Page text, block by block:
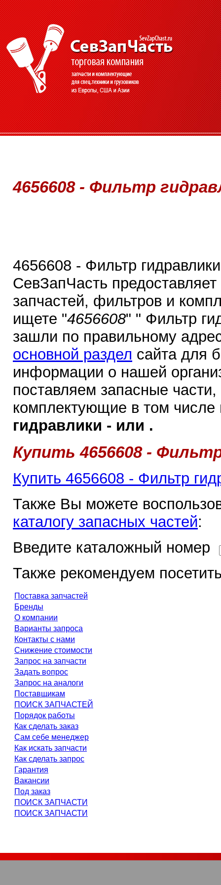
4656608 - Фильтр
4656608 - Фильтр
СевЗапЧасть
запчастей, фильтров и
ищете "4656608" " Фильтр
зашли по правильному
основной раздел сайта для
информации о нашей
поставляем запасные
комплектующие в том
гидравлики - или .
Купить 4656608 -
Купить 4656608 - Фильтр
Также Вы можете
каталогу запасных частей:
Введите каталожный номер
Также рекомендуем
Поставка запчастей
Бренды
О компании
Варианты запроса
Контакты с нами
Снижение стоимости
Запрос на запчасти
Задать вопрос
Запрос на аналоги
Поставщикам
ПОИСК ЗАПЧАСТЕЙ
Порядок работы
Как сделать заказ
Сам себе менеджер
Как искать запчасти
Как сделать запрос
Гарантия
Вакансии
Под заказ
ПОИСК ЗАПЧАСТИ
ПОИСК ЗАПЧАСТИ